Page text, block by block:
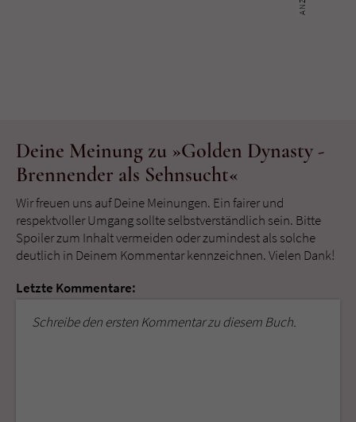
Deine Meinung zu »Golden Dynasty -
Brennender als Sehnsucht«
Wir freuen uns auf Deine Meinungen. Ein fairer und
respektvoller Umgang sollte selbstverständlich sein. Bitte
Spoiler zum Inhalt vermeiden oder zumindest als solche
deutlich in Deinem Kommentar kennzeichnen. Vielen Dank!
Letzte Kommentare:
Schreibe den ersten Kommentar zu diesem Buch.